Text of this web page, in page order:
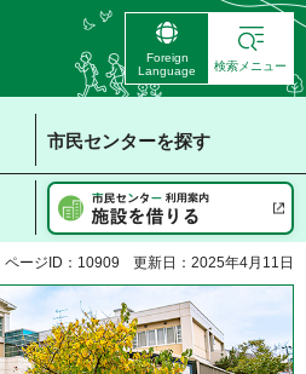
Foreign
Language
検索メニュー
市民センターを探す
ページID：10909 更新日：2025年4月11日